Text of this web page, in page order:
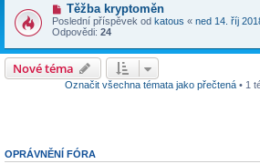
Těžba kryptoměn
Poslední příspěvek od katous « ned 14. říj
Odpovědi: 24
Nové téma
Označit všechna témata jako přečtená • 1
OPRÁVNĚNÍ FÓRA